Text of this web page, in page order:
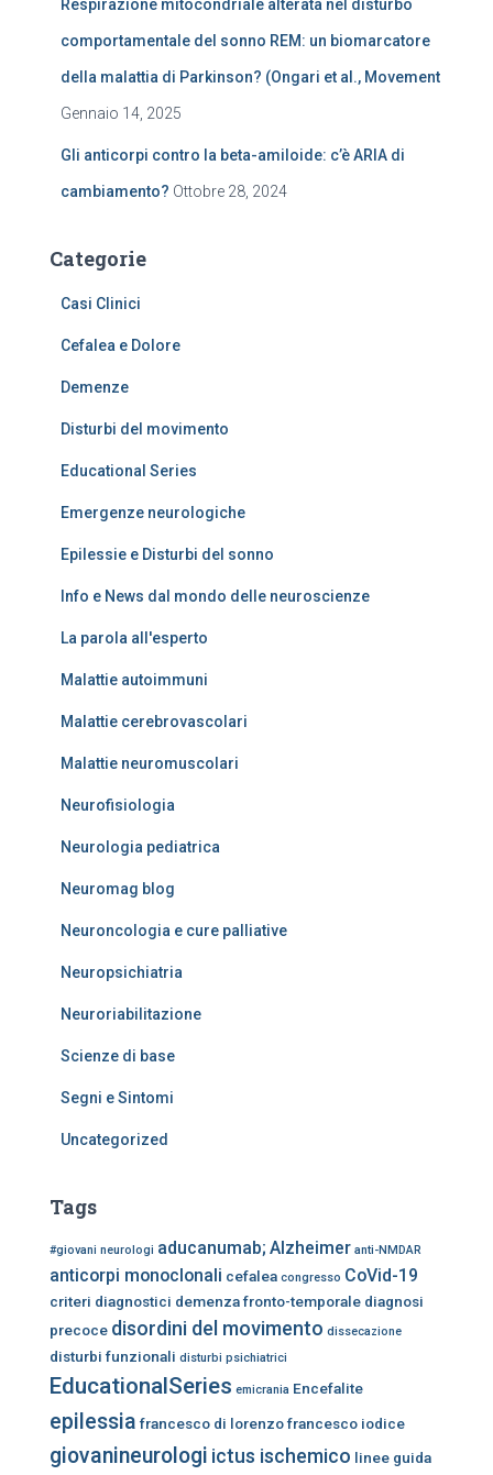
Respirazione mitocondriale alterata nel disturbo
comportamentale del sonno REM: un biomarcatore
della malattia di Parkinson? (Ongari et al., Movement
Gennaio 14, 2025
Gli anticorpi contro la beta-amiloide: c’è ARIA di
cambiamento? Ottobre 28, 2024
Categorie
Casi Clinici
Cefalea e Dolore
Demenze
Disturbi del movimento
Educational Series
Emergenze neurologiche
Epilessie e Disturbi del sonno
Info e News dal mondo delle neuroscienze
La parola all'esperto
Malattie autoimmuni
Malattie cerebrovascolari
Malattie neuromuscolari
Neurofisiologia
Neurologia pediatrica
Neuromag blog
Neuroncologia e cure palliative
Neuropsichiatria
Neuroriabilitazione
Scienze di base
Segni e Sintomi
Uncategorized
Tags
#giovani neurologi aducanumab; Alzheimer anti-NMDAR
anticorpi monoclonali cefalea congresso CoVid-19
criteri diagnostici demenza fronto-temporale diagnosi
precoce disordini del movimento dissecazione
disturbi funzionali disturbi psichiatrici
EducationalSeries emicrania Encefalite
epilessia francesco di lorenzofrancesco iodice
giovanineurologi ictus ischemico linee guida